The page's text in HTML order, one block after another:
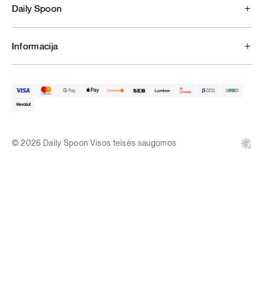
Daily Spoon
Informacija
© 2026 Daily Spoon Visos teisės saugomos